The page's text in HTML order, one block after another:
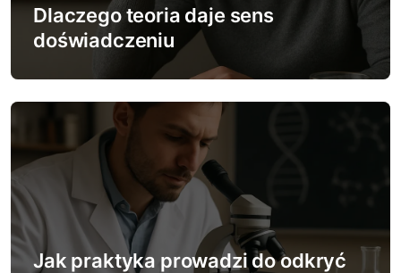
Dlaczego teoria daje sens
doświadczeniu
Jak praktyka prowadzi do odkryć